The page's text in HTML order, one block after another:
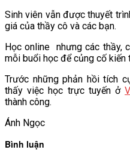
Sinh viên vẫn được thuyết
giá của thầy cô và các bạn.
Học online nhưng các thầy,
mỗi buổi học để củng cố
Trước những phản hồi tích
thấy việc học trực tuyến ở
thành công.
Ánh Ngọc
Bình luận